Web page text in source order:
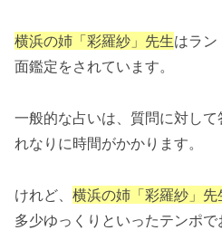
1991年『今夜は好奇心!』(フジ
ハブレイク』や『中居正広の金
月28日放送の『SMAP×SMAP
では、香取慎吾が演じる台場の
https://
横浜の姉「彩羅紗」先生はラ
面鑑定をされています。
一般的な占いは、質問に対し
れなりに時間がかかります。
けれど、 横浜の姉「彩羅紗」先
多少ゆっくりといったテンポ